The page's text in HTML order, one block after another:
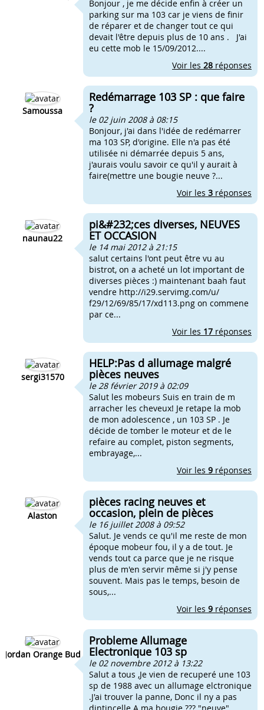
Bonjour , je me décide enfin à créer un
parking sur ma 103 car je viens de finir
de réparer et de changer tout ce qui
devait l'être depuis plus de 10 ans . J'ai
eu cette mob le 15/09/2012....
Voir les 28 réponses
Samoussa
Redémarrage 103 SP : que faire
?
le 02 juin 2008 à 08:15
Bonjour, j'ai dans l'idée de redémarrer
ma 103 SP, d'origine. Elle n'a pas été
utilisée ni démarrée depuis 5 ans,
j'aurais voulu savoir ce qu'il y aurait à
faire(mettre une bougie neuve ?...
Voir les 3 réponses
naunau22
pi&#232;ces diverses, NEUVES
ET OCCASION
le 14 mai 2012 à 21:15
salut certains l'ont peut être vu au
bistrot, on a acheté un lot important de
diverses pièces :) maintenant baah faut
vendre http://i29.servimg.com/u/
f29/12/69/85/17/xd113.png on commene
par ce...
Voir les 17 réponses
sergi31570
HELP:Pas d allumage malgré
pièces neuves
le 28 février 2019 à 02:09
Salut les mobeurs Suis en train de m
arracher les cheveux! Je retape la mob
de mon adolescence , un 103 SP . Je
décide de tomber le moteur et de le
refaire au complet, piston segments,
embrayage,...
Voir les 9 réponses
Alaston
pièces racing neuves et
occasion, plein de pièces
le 16 juillet 2008 à 09:52
Salut. Je vends ce qu'il me reste de mon
époque mobeur fou, il y a de tout. Je
vends tout ca parce que je ne risque
plus de m'en servir même si j'y pense
souvent. Mais pas le temps, besoin de
sous,...
Voir les 9 réponses
Jordan Orange Bud
Probleme Allumage
Electronique 103 sp
le 02 novembre 2012 à 13:22
Salut a tous ,Je vien de recuperé une 103
sp de 1988 avec un allumage elctronique
.J'ai trouver la panne, Donc il ny a pas